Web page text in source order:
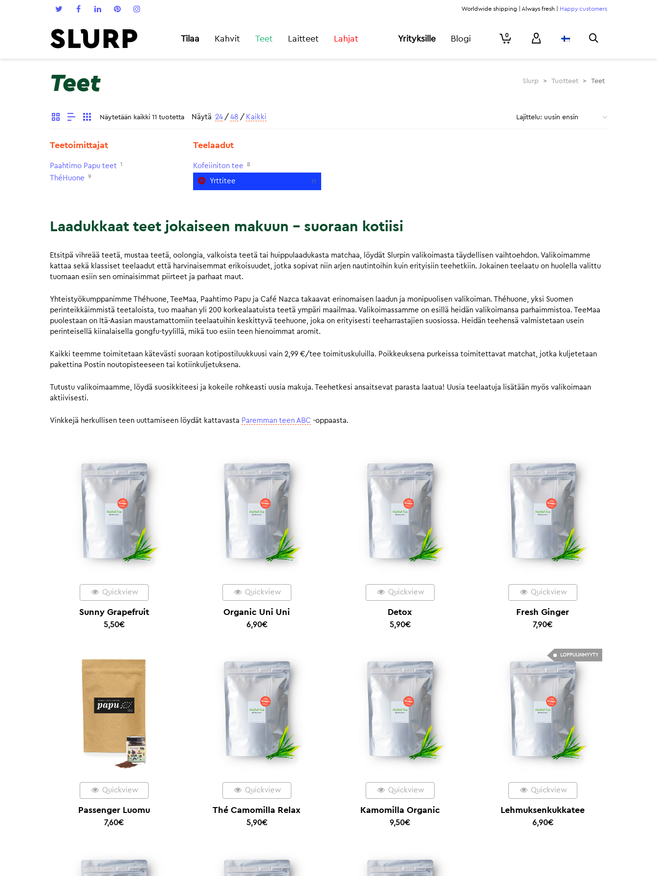
Worldwide shipping | Always fresh | Happy customers
Tilaa Kahvit Teet Laitteet Lahjat Yrityksille Blogi 0
Teet Slurp > Tuotteet > Teet
Näytetään kaikki 11 tuotetta Näytä 24 / 48 / Kaikki
Teetoimittajat
Paahtimo Papu teet 1
ThéHuone 9
Teelaadut
Kofeiiniton tee 8
Yrttitee 11
Laadukkaat teet jokaiseen makuun – suoraan kotiisi
Etsitpä vihreää teetä, mustaa teetä, oolongia, valkoista teetä tai huippulaadukasta matchaa, löydät Slurpin valikoimasta täydellisen vaihtoehdon. Valikoimamme
kattaa sekä klassiset teelaadut että harvinaisemmat erikoisuudet, jotka sopivat niin arjen nautintoihin kuin erityisiin teehetkiin. Jokainen teelaatu on huolella valittu
tuomaan esiin sen ominaisimmat piirteet ja parhaat maut.
Yhteistyökumppanimme Théhuone, TeeMaa, Paahtimo Papu ja Café Nazca takaavat erinomaisen laadun ja monipuolisen valikoiman. Théhuone, yksi Suomen
perinteikkäimmistä teetaloista, tuo maahan yli 200 korkealaatuista teetä ympäri maailmaa. Valikoimassamme on esillä heidän valikoimansa parhaimmistoa. TeeMaa
puolestaan on Itä-Aasian maustamattomiin teelaatuihin keskittyvä teehuone, joka on erityisesti teeharrastajien suosiossa. Heidän teehensä valmistetaan usein
perinteisellä kiinalaisella gongfu-tyylillä, mikä tuo esiin teen hienoimmat aromit.
Kaikki teemme toimitetaan kätevästi suoraan kotipostiluukkuusi vain 2,99 €/tee toimituskuluilla. Poikkeuksena purkeissa toimitettavat matchat, jotka kuljetetaan
pakettina Postin noutopisteeseen tai kotiinkuljetuksena.
Tutustu valikoimaamme, löydä suosikkiteesi ja kokeile rohkeasti uusia makuja. Teehetkesi ansaitsevat parasta laatua! Uusia teelaatuja lisätään myös valikoimaan
aktiivisesti.
Vinkkejä herkullisen teen uuttamiseen löydät kattavasta Paremman teen ABC -oppaasta.
Quickview
Sunny Grapefruit
5,50€
Quickview
Organic Uni Uni
6,90€
Quickview
Detox
5,90€
Quickview
Fresh Ginger
7,90€
Quickview
Passenger Luomu
7,60€
Quickview
Thé Camomilla Relax
5,90€
Quickview
Kamomilla Organic
9,50€
LOPPUUNMYYTY
Quickview
Lehmuksenkukkatee
6,90€